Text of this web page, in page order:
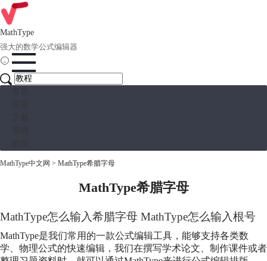
MathType
强大的数学公式编辑器
MathType中文网 > MathType希腊字母
MathType希腊字母
MathType怎么输入希腊字母 MathType怎么输入根号
MathType是我们常用的一款公式编辑工具，能够支持各类数
学、物理公式的快速编辑，我们在撰写学术论文、制作课件或者